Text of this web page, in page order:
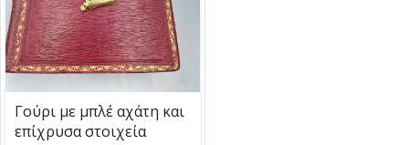
Γούρι με μπλέ αχάτη και
επίχρυσα στοιχεία